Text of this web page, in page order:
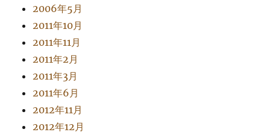
2006年5月
2011年10月
2011年11月
2011年2月
2011年3月
2011年6月
2012年11月
2012年12月